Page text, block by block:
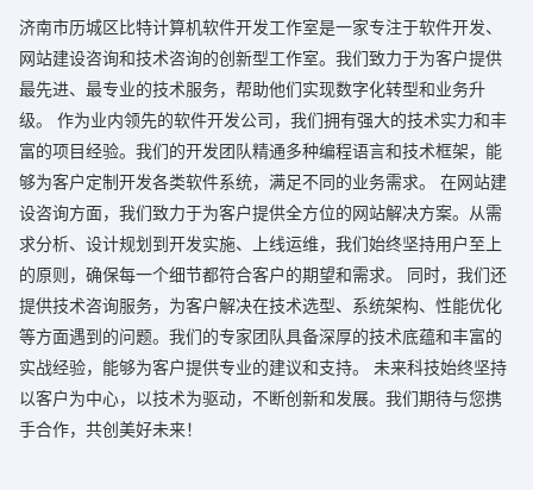
济南市历城区比特计算机软件开发工作室是一家专注于软件开发、
网站建设咨询和技术咨询的创新型工作室。我们致力于为客户提供
最先进、最专业的技术服务，帮助他们实现数字化转型和业务升
级。 作为业内领先的软件开发公司，我们拥有强大的技术实力和丰
富的项目经验。我们的开发团队精通多种编程语言和技术框架，能
够为客户定制开发各类软件系统，满足不同的业务需求。 在网站建
设咨询方面，我们致力于为客户提供全方位的网站解决方案。从需
求分析、设计规划到开发实施、上线运维，我们始终坚持用户至上
的原则，确保每一个细节都符合客户的期望和需求。 同时，我们还
提供技术咨询服务，为客户解决在技术选型、系统架构、性能优化
等方面遇到的问题。我们的专家团队具备深厚的技术底蕴和丰富的
实战经验，能够为客户提供专业的建议和支持。 未来科技始终坚持
以客户为中心，以技术为驱动，不断创新和发展。我们期待与您携
手合作，共创美好未来！